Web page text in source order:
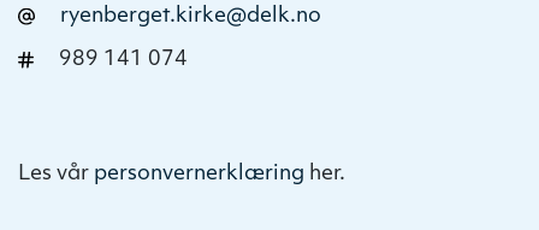
ryenberget.kirke@delk.no
989 141 074
Les vår personvernerklæring her.